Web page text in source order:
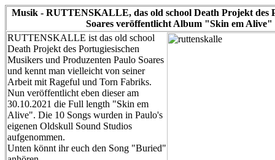
Musik - RUTTENSKALLE, das old school Death Projekt des
Soares veröffentlicht Album "Skin em Alive"
RUTTENSKALLE ist das old school
Death Projekt des Portugiesischen
Musikers und Produzenten Paulo Soares
und kennt man vielleicht von seiner
Arbeit mit Rageful und Torn Fabriks.
Nun veröffentlicht eben dieser am
30.10.2021 die Full length "Skin em
Alive". Die 10 Songs wurden in Paulo's
eigenen Oldskull Sound Studios
aufgenommen.
Unten könnt ihr euch den Song "Buried"